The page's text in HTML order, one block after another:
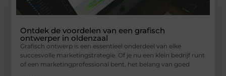
Ontdek de voordelen van een grafisch
ontwerper in oldenzaal
Grafisch ontwerp is een essentieel onderdeel van elke
succesvolle marketingstrategie. Of je nu een klein bedrijf runt
of een marketingprofessional bent, het belang van goed